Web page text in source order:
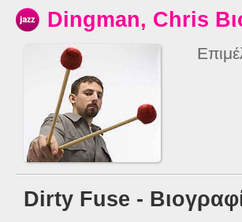
Dingman, Chris
Dirty Fuse -